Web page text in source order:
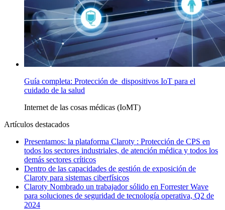
Guía completa: Protección de dispositivos IoT para el
cuidado de la salud
Internet de las cosas médicas (IoMT)
Artículos destacados
Presentamos: la plataforma Claroty : Protección de CPS en
todos los sectores industriales, de atención médica y todos los
demás sectores críticos
Dentro de las capacidades de gestión de exposición de
Claroty para sistemas ciberfísicos
Claroty Nombrado un trabajador sólido en Forrester Wave
para soluciones de seguridad de tecnología operativa, Q2 de
2024